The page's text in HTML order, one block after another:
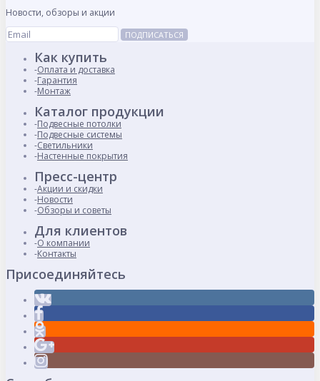
Новости, обзоры и акции
ПОДПИСАТЬСЯ
Как купить
Оплата и доставка
Гарантия
Монтаж
Каталог продукции
Подвесные потолки
Подвесные системы
Светильники
Настенные покрытия
Пресс-центр
Акции и скидки
Новости
Обзоры и советы
Для клиентов
О компании
Контакты
Присоединяйтесь